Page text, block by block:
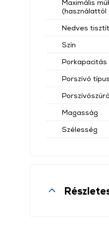
Maximális
(használattól
Nedves
Szín
Porkapacitás
Porszívó típus
Magasság
Szélesség